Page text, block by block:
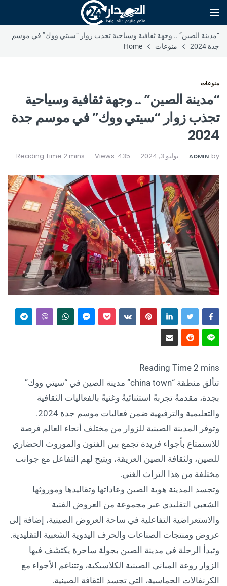
“مدينة الصين” .. وجهة ثقافية وسياحية تجذب زوار “سيتي ووك” في موسم
جدة 2024
منوعات Home
منوعات
“مدينة الصين” .. وجهة ثقافية وسياحية
تجذب زوار “سيتي ووك” في موسم جدة
2024
by
ADMIN يوليو 3, 2024 Views: 435
تتألق منطقة “china town” مدينة الصين في “سيتي ووك”
بجدة، مقدمةً تجربةً استثنائيةً وغنيةً بالفعاليات الثقافية
والتعليمية والترفيهية ضمن فعاليات موسم جدة 2024.
وتوفر المدينة الصينية للزوار من مختلف أنحاء العالم فرصة
للاستمتاع بأجواء فريدة تجمع بين الفنون والموروث الحضاري
للصين، ولثقافة الصين العريقة، ويتيح لهم التفاعل مع جوانب
مختلفة من هذا التراث الغني.
وتجسد المدينة هوية الصين وعاداتها وتقاليدها وموروثها
الشعبي التقليدي عبر مجموعة من العروض الفنية
والاستعراضية التفاعلية في ساحة العروض الصينية، إضافة إلى
عروض ومنتجات الصناعات والحرف اليدوية الشعبية التقليدية.
وتبدأ الرحلة في مدينة الصين بجولة ساحرة يكتشف فيها
الزوار روعة المباني الصينية الكلاسيكية، وتتناغم الأجواء مع
الكرنفالات الحماسية، التي تجسد الثقافة الصينية.